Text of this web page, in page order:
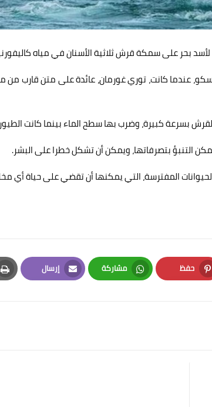
بحر على سمكة قرش ثلاثية الأسنان في مياه
عندما كانت، توري غورمان، عائدة على متن قارب من
بسرعة كبيرة، وضرب بها سطح الماء بينما كانت
التنبؤ بتصرفاتها، ويمكن أن تشكل خطرا على البشر.
الحيوانات المفترسة، التي يمكنها أن تقضي على حياة
حفظ
Pinterest
مشاركة
Whatsapp
إرسال
Email